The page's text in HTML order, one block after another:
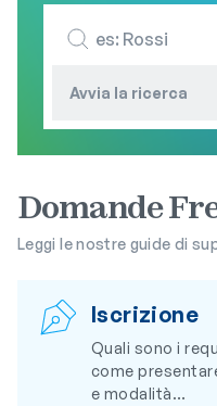
Avvia la ricerca
Domande
Leggi le nostre guide di
Iscrizione
Quali sono i
come
e modalità…